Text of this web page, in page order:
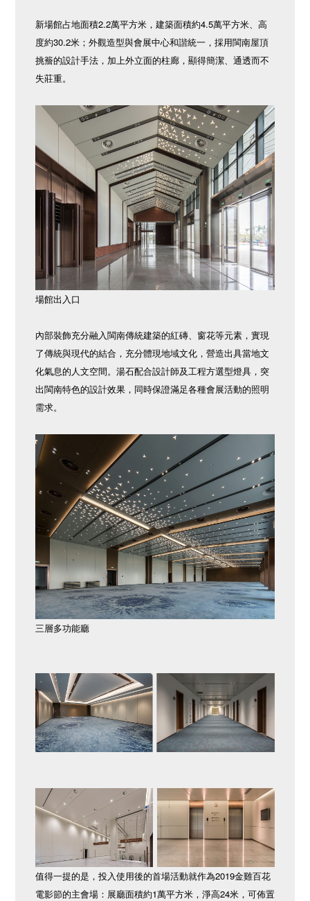
新場館占地面積2.2萬平方米，建築面積約4.5萬平方米、高
度約30.2米；外觀造型與會展中心和諧統一，採用閩南屋頂
挑簷的設計手法，加上外立面的柱廊，顯得簡潔、通透而不
失莊重。
場館出入口
內部裝飾充分融入閩南傳統建築的紅磚、窗花等元素，實現
了傳統與現代的結合，充分體現地域文化，營造出具當地文
化氣息的人文空間。湯石配合設計師及工程方選型燈具，突
出閩南特色的設計效果，同時保證滿足各種會展活動的照明
需求。
三層多功能廳
值得一提的是，投入使用後的首場活動就作為2019金雞百花
電影節的主會場：展廳面積約1萬平方米，淨高24米，可佈置